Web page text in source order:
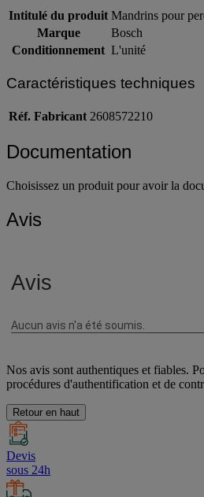
Intitulé du produit Mandrins pour
Marque
Bosch
Conditionnement L'unité
Caractéristiques techniques
Réf. Fabricant 2608572210
Documentation
Choisissez un produit pour avoir la
Avis
Nos avis sont authentiques et fiables.
procédures d'authentification et de
Retour en haut
Devis
sous 24h